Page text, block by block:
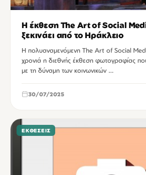
Η έκθεση The Art of Social
ξεκινάει από το Ηράκλειο
Η πολυαναμενόμενη The Art of Social
χρονιά η διεθνής έκθεση φωτογραφίας
με τη δύναμη των κοινωνικών …
30/07/2025
ΕΚΘΈΣΕΙΣ